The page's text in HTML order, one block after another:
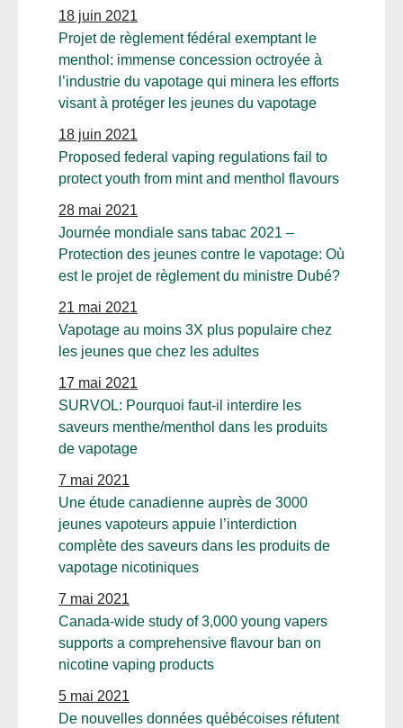
18 juin 2021
Projet de règlement fédéral exemptant le
menthol: immense concession octroyée à
l’industrie du vapotage qui minera les efforts
visant à protéger les jeunes du vapotage
18 juin 2021
Proposed federal vaping regulations fail to
protect youth from mint and menthol flavours
28 mai 2021
Journée mondiale sans tabac 2021 –
Protection des jeunes contre le vapotage: Où
est le projet de règlement du ministre Dubé?
21 mai 2021
Vapotage au moins 3X plus populaire chez
les jeunes que chez les adultes
17 mai 2021
SURVOL: Pourquoi faut-il interdire les
saveurs menthe/menthol dans les produits
de vapotage
7 mai 2021
Une étude canadienne auprès de 3000
jeunes vapoteurs appuie l’interdiction
complète des saveurs dans les produits de
vapotage nicotiniques
7 mai 2021
Canada-wide study of 3,000 young vapers
supports a comprehensive flavour ban on
nicotine vaping products
5 mai 2021
De nouvelles données québécoises réfutent